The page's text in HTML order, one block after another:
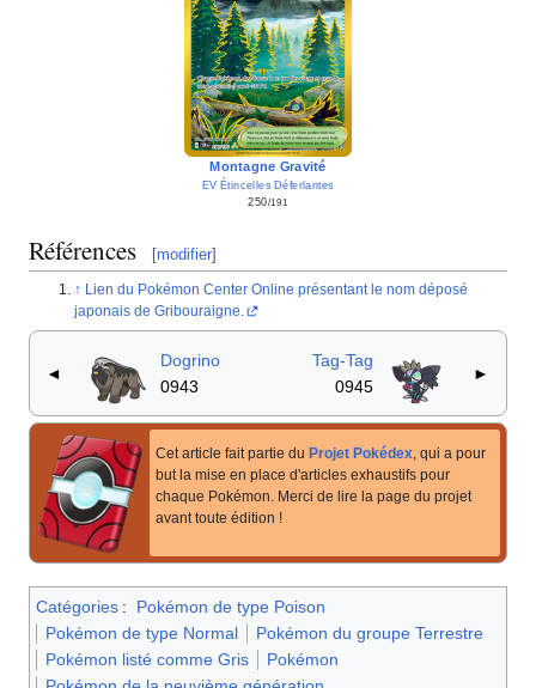
Montagne Gravité
EV Étincelles Déferlantes
250/191
Références [modifier]
Lien du Pokémon Center Online présentant le nom déposé
japonais de Gribouraigne.
◄
Dogrino
0943
Tag-Tag
0945
►
Cet article fait partie du Projet Pokédex , qui a pour
but la mise en place d'articles exhaustifs pour
chaque Pokémon. Merci de lire la page du projet
avant toute édition !
Catégories :
Pokémon de type Poison
Pokémon de type Normal
Pokémon du groupe Terrestre
Pokémon listé comme Gris
Pokémon